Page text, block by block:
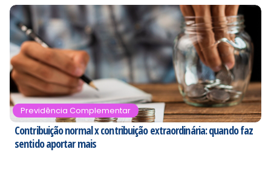
Previdência Complementar
Contribuição normal x contribuição extraordinária: quando faz
sentido aportar mais